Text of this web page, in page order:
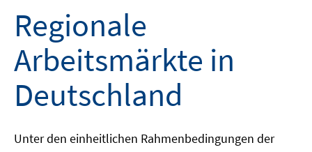
Regionale
Arbeitsmärkte in
Deutschland
Unter den einheitlichen Rahmenbedingungen der